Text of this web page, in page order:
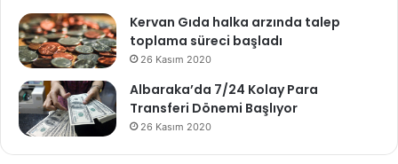
Kervan Gıda halka arzında talep
toplama süreci başladı
26 Kasım 2020
Albaraka’da 7/24 Kolay Para
Transferi Dönemi Başlıyor
26 Kasım 2020